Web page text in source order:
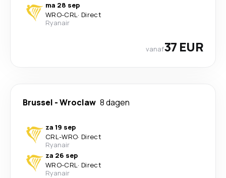
ma 28 sep
WRO-CRL· Direct
Ryanair
vanaf37 EUR
Brussel -Wroclaw 8 dagen
za 19 sep
CRL-WRO· Direct
Ryanair
za 26 sep
WRO-CRL· Direct
Ryanair